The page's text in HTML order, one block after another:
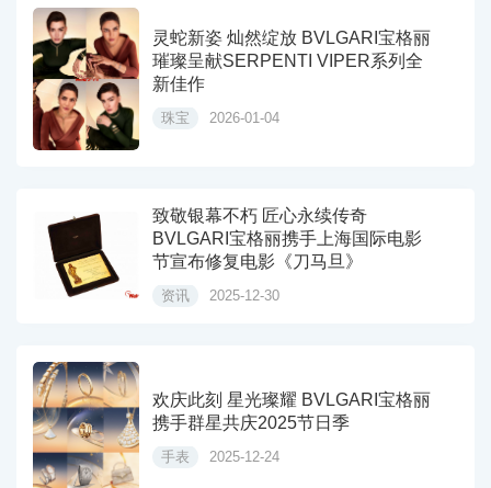
灵蛇新姿 灿然绽放 BVLGARI宝格丽
璀璨呈献SERPENTI VIPER系列全
新佳作
珠宝 2026-01-04
致敬银幕不朽 匠心永续传奇
BVLGARI宝格丽携手上海国际电影
节宣布修复电影《刀马旦》
资讯 2025-12-30
欢庆此刻 星光璨耀 BVLGARI宝格丽
携手群星共庆2025节日季
手表 2025-12-24